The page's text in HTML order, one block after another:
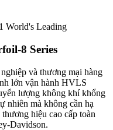
World's Leading
8 Series
và thương mại hàng
lớn vận hành HVLS
lượng không khí khổng
nhiên mà không cần hạ
hiệu cao cấp toàn
Davidson.